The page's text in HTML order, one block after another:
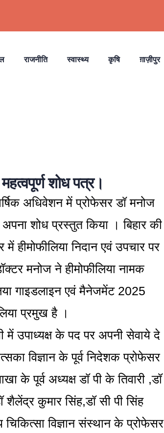
राजनीति स्वास्थ्य कृषि ग़ाज़ीपुर
शोध पत्र।
अधिवेशन में प्रोफेसर डॉ मनोज
अपना शोध प्रस्तुत किया । बिहार की
हीमोफीलिया निदान एवं उपचार पर
मनोज ने हीमोफीलिया नामक
गाइडलाइन एवं मैनेजमेंट 2025
प्रमुख है ।
में उपाध्यक्ष के पद पर अपनी सेवाये दे
विज्ञान के पूर्व निदेशक प्रोफेसर
के पूर्व अध्यक्ष डॉ पी के तिवारी ,डॉ
शैलेंद्र कुमार सिंह,डॉ सी पी सिंह
चिकित्सा विज्ञान संस्थान के प्रोफेसर